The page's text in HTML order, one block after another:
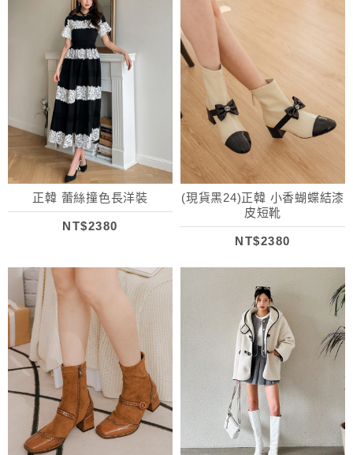
正韓 蕾絲撞色長洋裝
NT$2380
(現貨黑24)正韓 小香蝴蝶結漆
皮短靴
NT$2380